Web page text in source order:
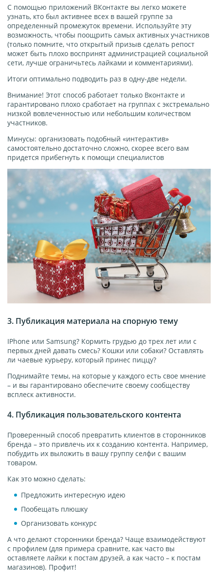
С помощью приложений ВКонтакте вы легко можете
узнать, кто был активнее всех в вашей группе за
определенный промежуток времени. Используйте эту
возможность, чтобы поощрить самых активных участников
(только помните, что открытый призыв сделать репост
может быть плохо воспринят администрацией социальной
сети, лучше ограничьтесь лайками и комментариями).
Итоги оптимально подводить раз в одну-две недели.
Внимание! Этот способ работает только Вконтакте и
гарантировано плохо сработает на группах с экстремально
низкой вовлеченностью или небольшим количеством
участников.
Минусы: организовать подобный «интерактив»
самостоятельно достаточно сложно, скорее всего вам
придется прибегнуть к помощи специалистов
3. Публикация материала на спорную тему
IPhone или Samsung? Кормить грудью до трех лет или с
первых дней давать смесь? Кошки или собаки? Оставлять
ли чаевые курьеру, который принес пиццу?
Поднимайте темы, на которые у каждого есть свое мнение
– и вы гарантировано обеспечите своему сообществу
всплеск активности.
4. Публикация пользовательского контента
Проверенный способ превратить клиентов в сторонников
бренда – это привлечь их к созданию контента. Например,
побудить их выложить в вашу группу селфи с вашим
товаром.
Как это можно сделать:
Предложить интересную идею
Пообещать плюшку
Организовать конкурс
А что делают сторонники бренда? Чаще взаимодействуют
с профилем (для примера сравните, как часто вы
оставляете лайки к постам друзей, а как часто – к постам
магазинов). Профит!